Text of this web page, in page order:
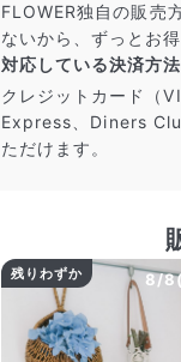
写真と同じものが
商品ページに掲載
FLOWER独自の販売
ないから、ずっとお
対応している決済方
クレジットカード（
Express、Diners
ただけます。
8/
残りわずか